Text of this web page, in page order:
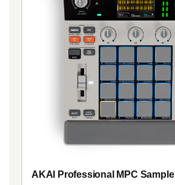
AKAI Professional MPC Sample